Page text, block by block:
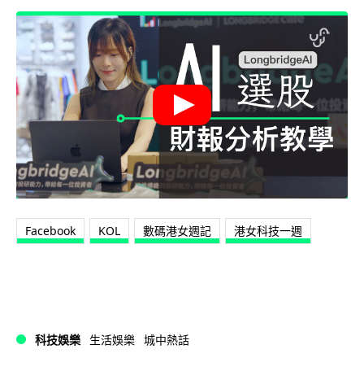
Facebook KOL 數碼港女週記 港女科技一週
科技娛樂 生活娛樂 城中熱話